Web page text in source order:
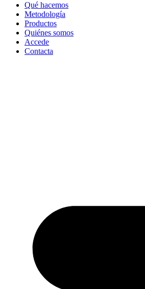
Qué hacemos
Metodología
Productos
Quiénes somos
Accede
Contacta